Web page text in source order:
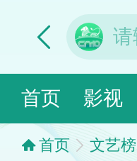
首页 影视
首页 文艺榜